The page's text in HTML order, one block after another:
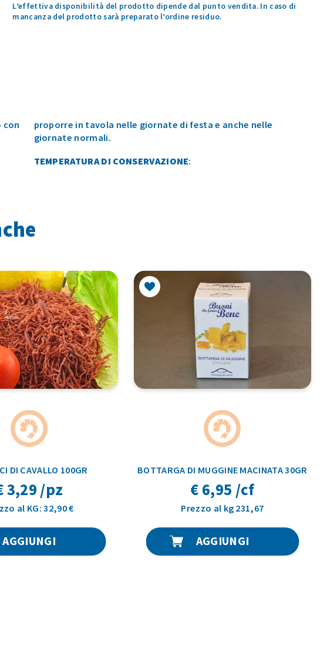
L’effettiva disponibilità del prodotto dipende dal punto vendita. In caso di
mancanza del prodotto sarà preparato l’ordine residuo.
con
giornate normali.
TEMPERATURA DI CONSERVAZIONE:
DI CAVALLO 100GR
3,29 /pz
al KG: 32,90 €
AGGIUNGI
BOTTARGA DI MUGGINE MACINATA 30GR
€ 6,95 /cf
Prezzo al kg 231,67
AGGIUNGI